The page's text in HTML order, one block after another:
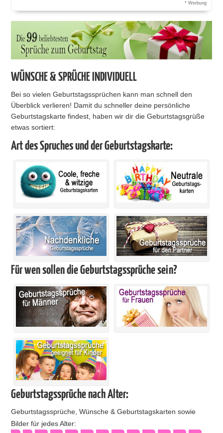
* Werbung
WÜNSCHE & SPRÜCHE INDIVIDUELL
Bei so vielen Geburtstagssprüchen kann man schnell den
Überblick verlieren! Damit du schneller deine persönliche
Geburtstagskarte findest, haben wir dir die Geburtstagsgrüße
etwas sortiert:
Art des Spruches und der Geburtstagskarte:
Für wen sollen die Geburtstagssprüche sein?
Geburtstagssprüche nach Alter:
Geburtstagssprüche, Wünsche & Geburtstagskarten sowie
Bilder für jedes Alter: